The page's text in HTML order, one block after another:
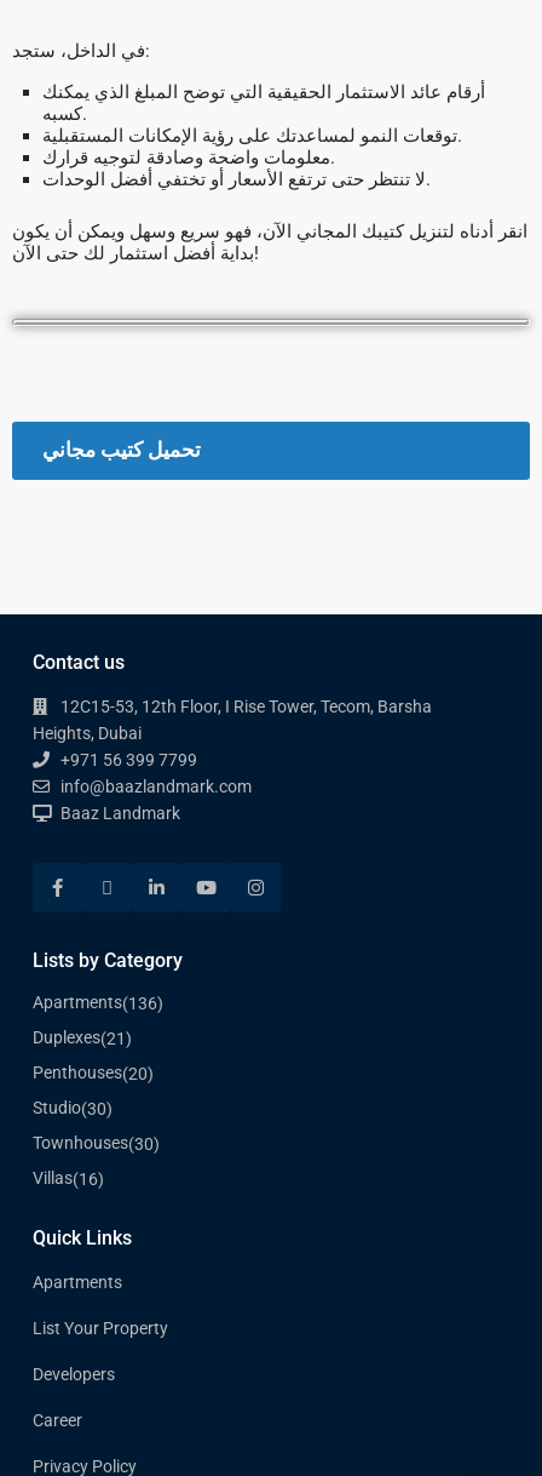
في الداخل، ستجد:
أرقام عائد الاستثمار الحقيقية التي توضح المبلغ الذي يمكنك
كسبه.
توقعات النمو لمساعدتك على رؤية الإمكانات المستقبلية.
معلومات واضحة وصادقة لتوجيه قرارك.
لا تنتظر حتى ترتفع الأسعار أو تختفي أفضل الوحدات.
انقر أدناه لتنزيل كتيبك المجاني الآن، فهو سريع وسهل ويمكن أن يكون
بداية أفضل استثمار لك حتى الآن!
تحميل كتيب مجاني
Contact us
12C15-53, 12th Floor, I Rise Tower, Tecom, Barsha
Heights, Dubai
+971 56 399 7799
info@baazlandmark.com
Baaz Landmark
Lists by Category
Apartments(136)
Duplexes(21)
Penthouses(20)
Studio(30)
Townhouses(30)
Villas(16)
Quick Links
Apartments
List Your Property
Developers
Career
Privacy Policy